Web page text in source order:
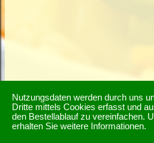
Nutzungsdaten werden durch uns
Dritte mittels Cookies erfasst und
den Bestellablauf zu vereinfachen.
erhalten Sie weitere Informationen.